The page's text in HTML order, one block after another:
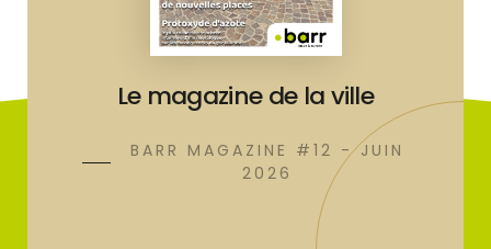
Le magazine de la ville
BARR MAGAZINE #12 - JUIN
2026